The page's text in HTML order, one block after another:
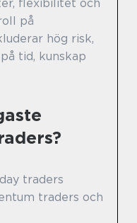
flexibilitet och
på
hög risk,
tid, kunskap
traders
traders och